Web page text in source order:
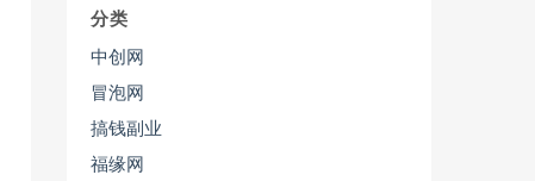
分类
中创网
冒泡网
搞钱副业
福缘网